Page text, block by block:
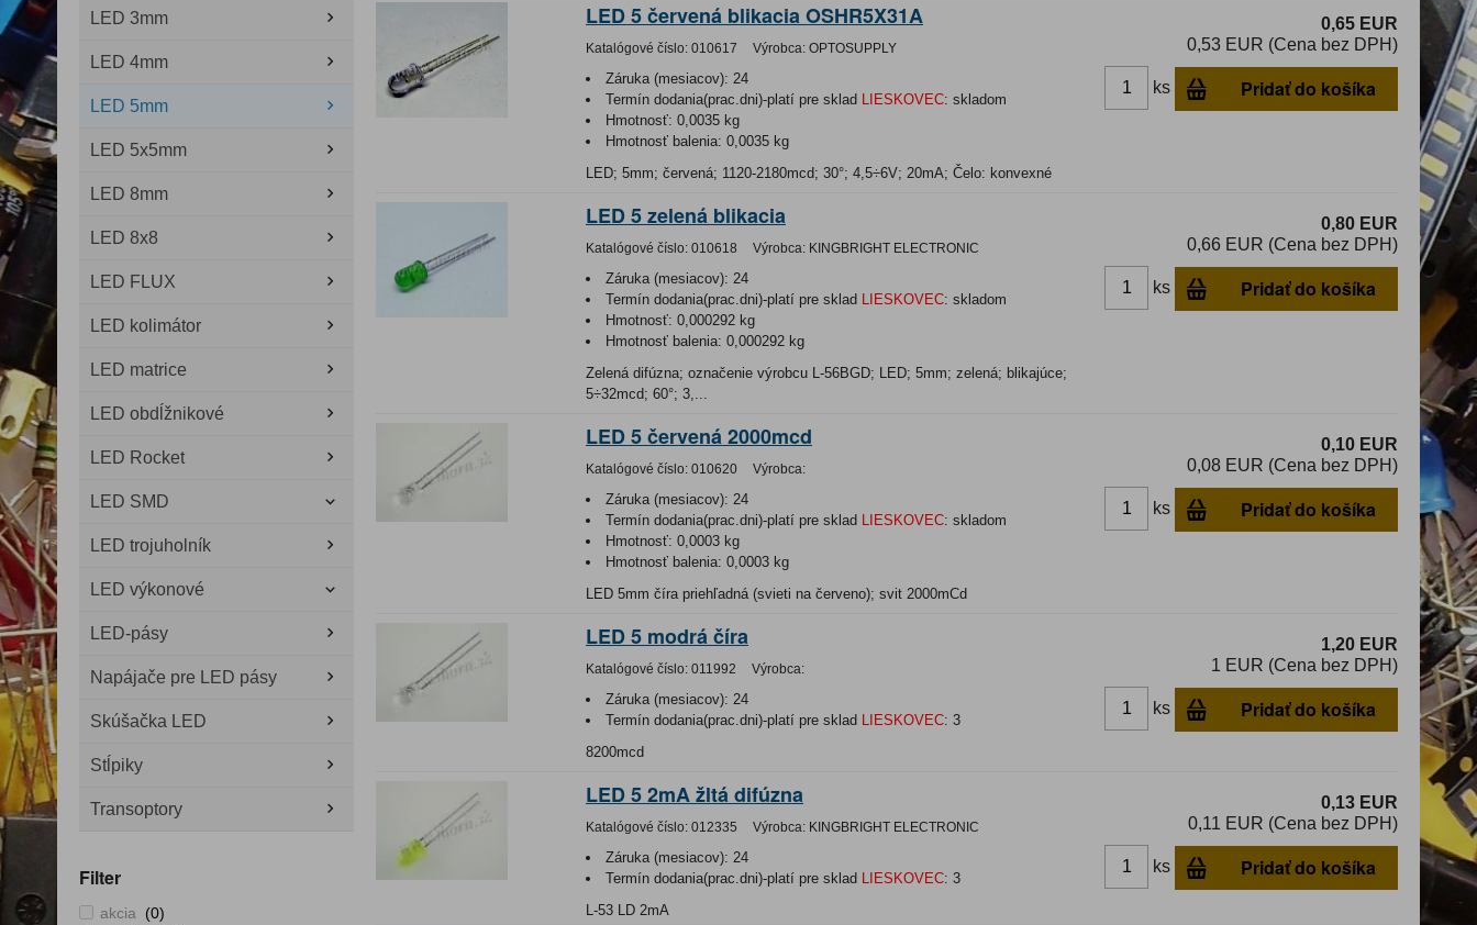
LED 3mm
LED 4mm
LED 5mm
LED 5x5mm
LED 8mm
LED 8x8
LED FLUX
LED kolimátor
LED matrice
LED obdĺžnikové
LED Rocket
LED SMD
LED trojuholník
LED výkonové
LED-pásy
Napájače pre LED pásy
Skúšačka LED
Stĺpiky
Transoptory
Filter
akcia
(0)
LED 5 červená blikacia OSHR5X31A
Katalógové číslo: 010617 Výrobca: OPTOSUPPLY
Záruka (mesiacov): 24
Termín dodania(prac.dni)-platí pre sklad LIESKOVEC: skladom
Hmotnosť: 0,0035 kg
Hmotnosť balenia: 0,0035 kg
LED; 5mm; červená; 1120-2180mcd; 30°; 4,5÷6V; 20mA; Čelo: konvexné
0,65 EUR
0,53 EUR (Cena bez DPH)
ks Pridať do košíka
LED 5 zelená blikacia
Katalógové číslo: 010618 Výrobca: KINGBRIGHT ELECTRONIC
Záruka (mesiacov): 24
Termín dodania(prac.dni)-platí pre sklad LIESKOVEC: skladom
Hmotnosť: 0,000292 kg
Hmotnosť balenia: 0,000292 kg
Zelená difúzna; označenie výrobcu L-56BGD; LED; 5mm; zelená; blikajúce;
5÷32mcd; 60°; 3,...
0,80 EUR
0,66 EUR (Cena bez DPH)
ks Pridať do košíka
LED 5 červená 2000mcd
Katalógové číslo: 010620 Výrobca:
Záruka (mesiacov): 24
Termín dodania(prac.dni)-platí pre sklad LIESKOVEC: skladom
Hmotnosť: 0,0003 kg
Hmotnosť balenia: 0,0003 kg
LED 5mm číra priehľadná (svieti na červeno); svit 2000mCd
0,10 EUR
0,08 EUR (Cena bez DPH)
ks Pridať do košíka
LED 5 modrá číra
Katalógové číslo: 011992 Výrobca:
Záruka (mesiacov): 24
Termín dodania(prac.dni)-platí pre sklad LIESKOVEC: 3
8200mcd
1,20 EUR
1 EUR (Cena bez DPH)
ks Pridať do košíka
LED 5 2mA žltá difúzna
Katalógové číslo: 012335 Výrobca: KINGBRIGHT ELECTRONIC
Záruka (mesiacov): 24
Termín dodania(prac.dni)-platí pre sklad LIESKOVEC: 3
L-53 LD 2mA
0,13 EUR
0,11 EUR (Cena bez DPH)
ks Pridať do košíka